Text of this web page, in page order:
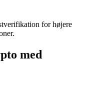
for højere
med